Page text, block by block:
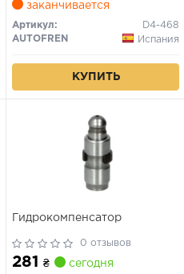
заканчивается
Артикул:
D4-468
AUTOFREN
Испания
КУПИТЬ
Гидрокомпенсатор
0 отзывов
281 ₴ сегодня